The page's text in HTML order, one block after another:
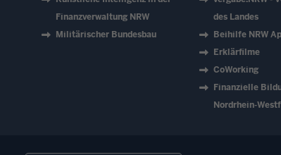
Finanzverwaltung NRW
Militärischer Bundesbau
des Landes
Beihilfe NRW
Erklärfilme
CoWorking
Finanzielle
Nordrhein-